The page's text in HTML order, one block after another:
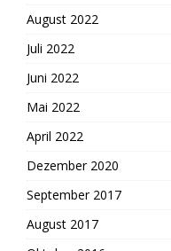
August 2022
Juli 2022
Juni 2022
Mai 2022
April 2022
Dezember 2020
September 2017
August 2017